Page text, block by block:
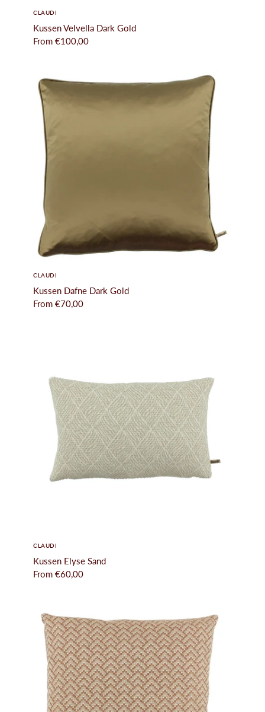
CLAUDI
Kussen Velvella Dark Gold
From €100,00
CLAUDI
Kussen Dafne Dark Gold
From €70,00
CLAUDI
Kussen Elyse Sand
From €60,00